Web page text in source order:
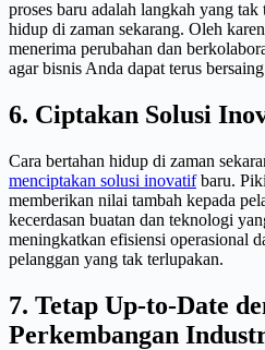
proses baru adalah langkah yang
hidup di zaman sekarang. Oleh
menerima perubahan dan
agar bisnis Anda dapat terus
6. Ciptakan Solusi
Cara bertahan hidup di zaman
menciptakan solusi inovatifbaru.
memberikan nilai tambah kepada
kecerdasan buatan dan teknologi
meningkatkan efisiensi operasional
pelanggan yang tak terlupakan.
7. Tetap Up-to-Date
Perkembangan